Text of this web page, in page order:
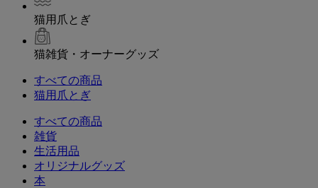
猫用爪とぎ
猫雑貨・オーナーグッズ
すべての商品
猫用爪とぎ
すべての商品
雑貨
生活用品
オリジナルグッズ
本